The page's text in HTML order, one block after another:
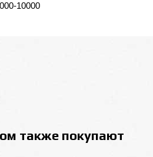
10000
также покупают